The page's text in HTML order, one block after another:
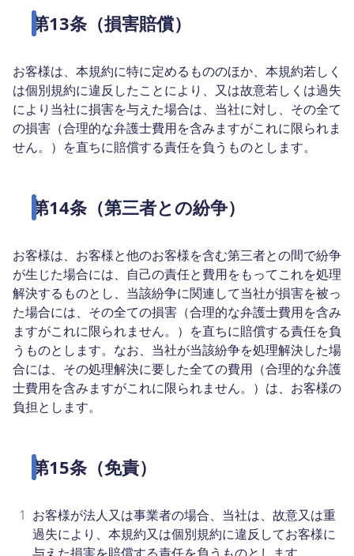
第13条（損害賠償）
お客様は、本規約に特に定めるもののほか、本規約若しく
は個別規約に違反したことにより、又は故意若しくは過失
により当社に損害を与えた場合は、当社に対し、その全て
の損害（合理的な弁護士費用を含みますがこれに限られま
せん。）を直ちに賠償する責任を負うものとします。
第14条（第三者との紛争）
お客様は、お客様と他のお客様を含む第三者との間で紛争
が生じた場合には、自己の責任と費用をもってこれを処理
解決するものとし、当該紛争に関連して当社が損害を被っ
た場合には、その全ての損害（合理的な弁護士費用を含み
ますがこれに限られません。）を直ちに賠償する責任を負
うものとします。なお、当社が当該紛争を処理解決した場
合には、その処理解決に要した全ての費用（合理的な弁護
士費用を含みますがこれに限られません。）は、お客様の
負担とします。
第15条（免責）
1 お客様が法人又は事業者の場合、当社は、故意又は重
過失により、本規約又は個別規約に違反してお客様に